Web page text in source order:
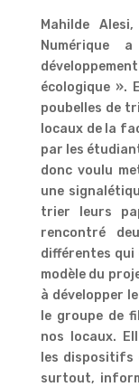
Mahilde
Numérique
écologique ».
poubelles de
locaux de la
par les
donc voulu
une
trier leurs
rencontré
différentes qui
modèle du
à développer
le groupe de
nos locaux.
les dispositifs
surtout,